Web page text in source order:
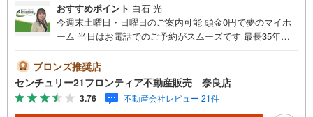
おすすめポイント 白石 光
今週末土曜日・日曜日のご案内可能 頭金0円で夢のマイホ
ーム 当日はお電話でのご予約がスムーズです 最長35年の
分（1520m）・近鉄難波・奈良線「近鉄奈良駅」歩35分（2
780m）・明治小学校歩12分（920m）・都南中学校歩22分
（1690m） 特徴・住宅性能評価5分野7項目で最も高い等級
取得を標準化！最長35年の定期点検・長期保証で安心・駐
ブロンズ推奨店
センチュリー21フロンティア不動産販売 奈良店
3.76 不動産会社レビュー 21件